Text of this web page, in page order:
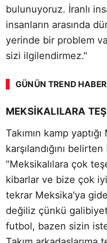
bulunuyoruz. İranlı
insanların arasında
yerinde bir problem
sizi ilgilendirmez."
GÜNÜN TREND
00:02 / 08:15
MEKSİKALILARA
Takımın kamp
karşılandığını
"Meksikalılara çok
kibarlar ve bize çok
tekrar Meksika'ya
değiliz çünkü
futbol, bazen sizin